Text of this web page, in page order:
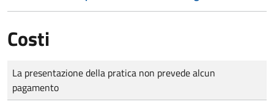
Costi
Tipo di pagamento
Importo
La presentazione della pratica non prevede alcun
pagamento